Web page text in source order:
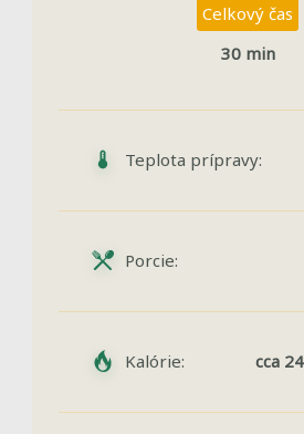
Celkový čas
30 min
Teplota prípravy:
Porcie:
Kalórie: cca